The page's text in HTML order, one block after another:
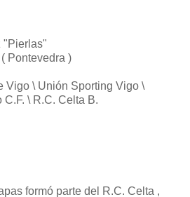
"Pierlas"
Pontevedra )
Vigo \ Unión Sporting Vigo \
C.F. \ R.C. Celta B.
formó parte del R.C. Celta ,